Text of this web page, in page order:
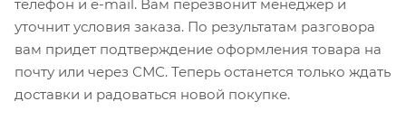
телефон и e-mail. Вам перезвонит менеджер и
уточнит условия заказа. По результатам разговора
вам придет подтверждение оформления товара на
почту или через СМС. Теперь останется только ждать
доставки и радоваться новой покупке.